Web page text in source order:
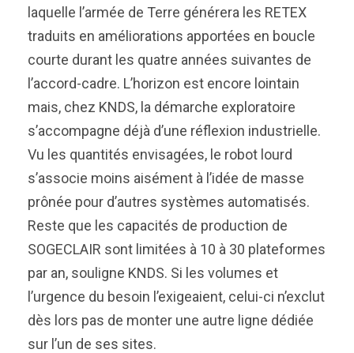
laquelle l’armée de Terre générera les RETEX
traduits en améliorations apportées en boucle
courte durant les quatre années suivantes de
l’accord-cadre. L’horizon est encore lointain
mais, chez KNDS, la démarche exploratoire
s’accompagne déjà d’une réflexion industrielle.
Vu les quantités envisagées, le robot lourd
s’associe moins aisément à l’idée de masse
prônée pour d’autres systèmes automatisés.
Reste que les capacités de production de
SOGECLAIR sont limitées à 10 à 30 plateformes
par an, souligne KNDS. Si les volumes et
l’urgence du besoin l’exigeaient, celui-ci n’exclut
dès lors pas de monter une autre ligne dédiée
sur l’un de ses sites.